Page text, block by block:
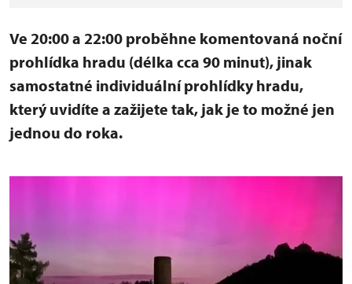
Ve 20:00 a 22:00 proběhne komentovaná noční
prohlídka hradu (délka cca 90 minut), jinak
samostatné individuální prohlídky hradu,
který uvidíte a zažijete tak, jak je to možné jen
jednou do roka.